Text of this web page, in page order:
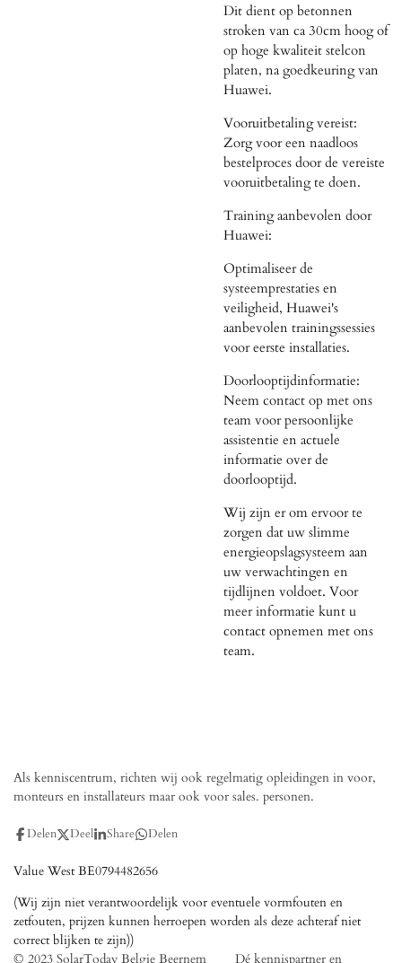
Dit dient op betonnen
stroken van ca 30cm hoog of
op hoge kwaliteit stelcon
platen, na goedkeuring van
Huawei.
Vooruitbetaling vereist:
Zorg voor een naadloos
bestelproces door de vereiste
vooruitbetaling te doen.
Training aanbevolen door
Huawei:
Optimaliseer de
systeemprestaties en
veiligheid, Huawei's
aanbevolen trainingssessies
voor eerste installaties.
Doorlooptijdinformatie:
Neem contact op met ons
team voor persoonlijke
assistentie en actuele
informatie over de
doorlooptijd.
Wij zijn er om ervoor te
zorgen dat uw slimme
energieopslagsysteem aan
uw verwachtingen en
tijdlijnen voldoet. Voor
meer informatie kunt u
contact opnemen met ons
team.
Als kenniscentrum, richten wij ook regelmatig opleidingen in voor,
monteurs en installateurs maar ook voor sales. personen.
Delen Deel Share Delen
Value West BE0794482656
(Wij zijn niet verantwoordelijk voor eventuele vormfouten en
zetfouten, prijzen kunnen herroepen worden als deze achteraf niet
correct blijken te zijn))
© 2023 SolarToday Belgie Beernem Dé kennispartner en